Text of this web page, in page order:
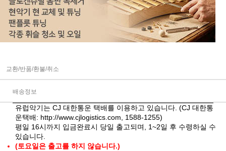
교환/반품/환불/취소
배송정보
유럽악기는 CJ 대한통운 택배를 이용하고 있습니다. (CJ 대한통
운택배: http://www.cjlogistics.com , 1588-1255)
평일 16시까지 입금완료시 당일 출고되며, 1~2일 후 수령하실 수
있습니다.
(토요일은 출고를 하지 않습니다.)